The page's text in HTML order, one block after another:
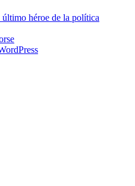
héroe de la política